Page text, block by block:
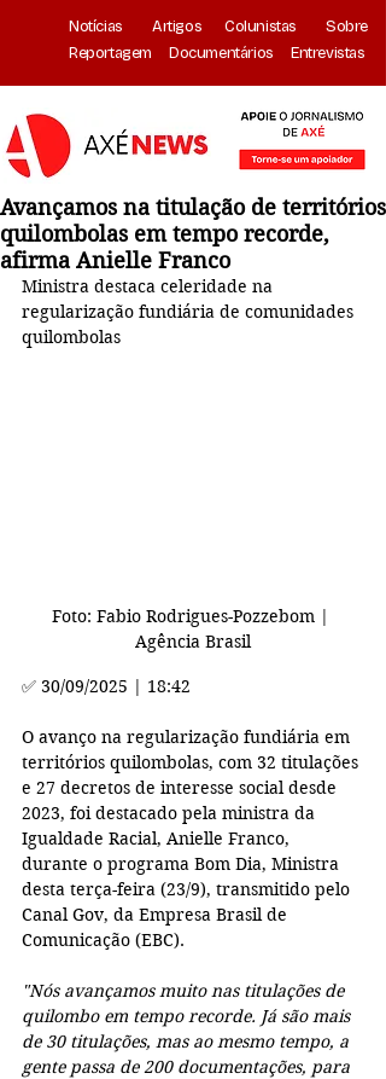
Notícias Artigos Colunistas
Sobre
Reportagem
Documentários Entrevistas
Avançamos na titulação de territórios
quilombolas em tempo recorde,
afirma Anielle Franco
Ministra destaca celeridade na
regularização fundiária de comunidades
quilombolas
Foto: Fabio Rodrigues-Pozzebom |
Agência Brasil
✅ 30/09/2025 | 18:42
O avanço na regularização fundiária em
territórios quilombolas, com 32 titulações
e 27 decretos de interesse social desde
2023, foi destacado pela ministra da
Igualdade Racial, Anielle Franco,
durante o programa Bom Dia, Ministra
desta terça-feira (23/9), transmitido pelo
Canal Gov, da Empresa Brasil de
Comunicação (EBC).
"Nós avançamos muito nas titulações de
quilombo em tempo recorde. Já são mais
de 30 titulações, mas ao mesmo tempo, a
gente passa de 200 documentações, para